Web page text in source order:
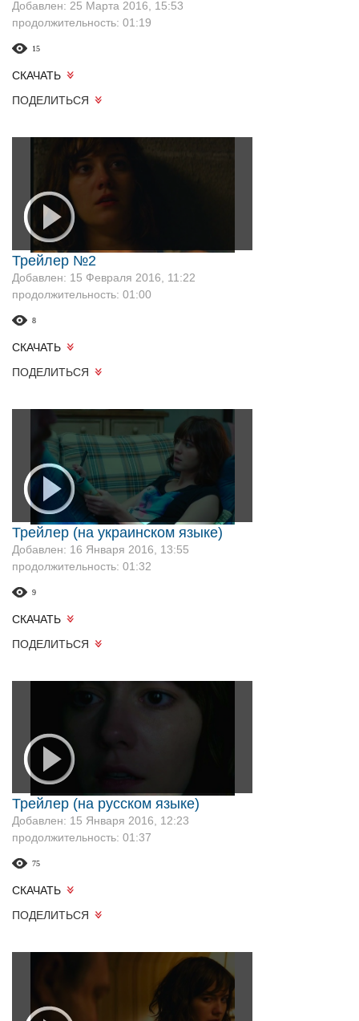
Добавлен: 25 Марта 2016, 15:53
продолжительность: 01:19
15
СКАЧАТЬ
ПОДЕЛИТЬСЯ
Трейлер №2
Добавлен: 15 Февраля 2016, 11:22
продолжительность: 01:00
8
СКАЧАТЬ
ПОДЕЛИТЬСЯ
Трейлер (на украинском языке)
Добавлен: 16 Января 2016, 13:55
продолжительность: 01:32
9
СКАЧАТЬ
ПОДЕЛИТЬСЯ
Трейлер (на русском языке)
Добавлен: 15 Января 2016, 12:23
продолжительность: 01:37
75
СКАЧАТЬ
ПОДЕЛИТЬСЯ